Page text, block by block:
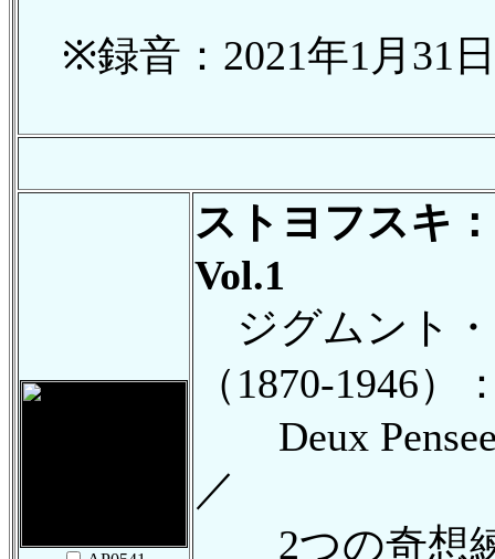
※録音：2021年1月31
ストヨフスキ
Vol.1
ジグムント
（1870-1946）
Deux
／
2つの奇想練